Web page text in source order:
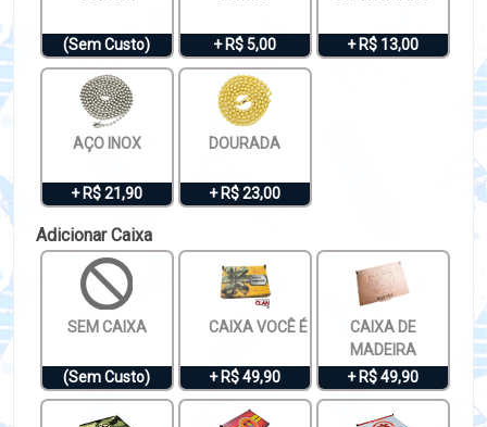
(Sem Custo) + R$ 5,00 + R$ 13,00
AÇO INOX
+ R$ 21,90
DOURADA
+ R$ 23,00
Adicionar Caixa
SEM CAIXA
(Sem Custo)
CAIXA VOCÊ É ESPECIAL
+ R$ 49,90
CAIXA DE
MADEIRA
+ R$ 49,90